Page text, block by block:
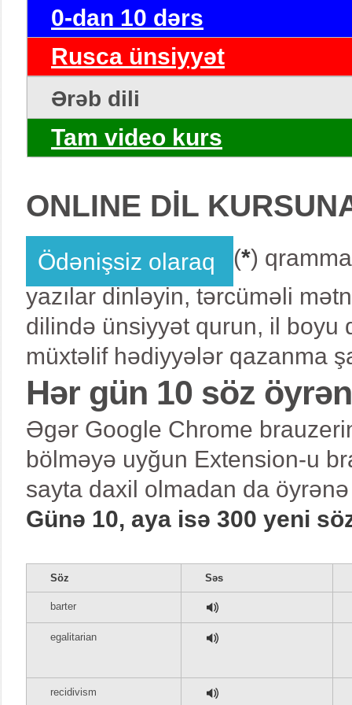
0-dan 10 dərs
Rusca ünsiyyət
Ərəb dili
Tam video kurs
ONLINE DİL
Ödənişsiz olaraq (*)
yazılar dinləyin, tərcüməli
dilində ünsiyyət qurun, il boyu
müxtəlif hədiyyələr qazanma
Hər gün 10 söz
Əgər Google Chrome
bölməyə uyğun Extension-u
sayta daxil olmadan da
Günə 10, aya isə 300 yeni
Söz Səs
barter
egalitarian
recidivism